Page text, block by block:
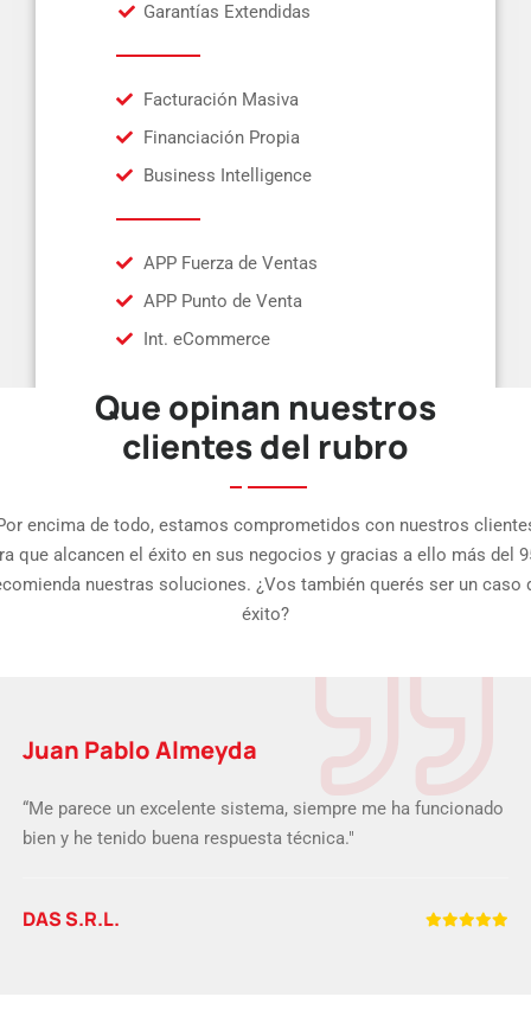
Garantías Extendidas
Facturación Masiva
Financiación Propia
Business Intelligence
APP Fuerza de Ventas
APP Punto de Venta
Int. eCommerce
Que opinan nuestros
clientes del rubro
encima de todo, estamos comprometidos con nuestros
que alcancen el éxito en sus negocios y gracias a ello más del
nuestras soluciones. ¿Vos también querés ser un caso
éxito?
Juan Pablo Almeyda
“Me parece un excelente sistema, siempre me ha funcionado
bien y he tenido buena respuesta técnica."
DAS S.R.L.